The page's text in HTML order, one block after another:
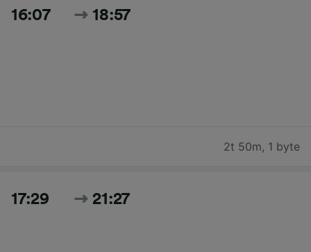
16:07 18:57
2t 50m, 1 byte
17:29 21:27